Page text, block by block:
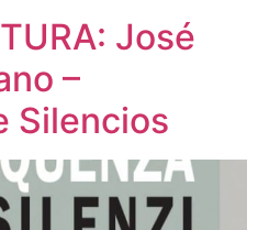
José
–
Silencios